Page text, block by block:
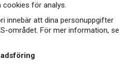
cookies för analys.
innebär att dina personuppgifter
området. För mer information, se